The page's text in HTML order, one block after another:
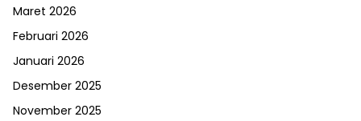
Maret 2026
Februari 2026
Januari 2026
Desember 2025
November 2025